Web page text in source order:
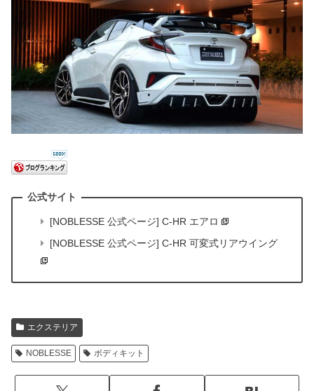
[NOBLESSE 公式ページ] C-HR エアロ
[NOBLESSE 公式ページ] C-HR 可変式リアウイング
エクステリア
NOBLESSE ボディキット